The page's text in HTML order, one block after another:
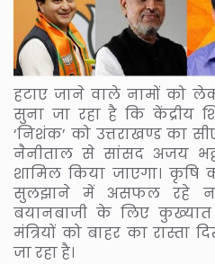
हटाए जाने वाले नामों को
सुना जा रहा है कि केंद्रीय
‘निशंक’ को उत्तराखण्ड का
नैनीताल से सांसद अजय
शामिल किया जाएगा। कृषि
सुलझाने में असफल रहे
बयानबाजी के लिए
मंत्रियों को बाहर का रास्ता
जा रहा है।